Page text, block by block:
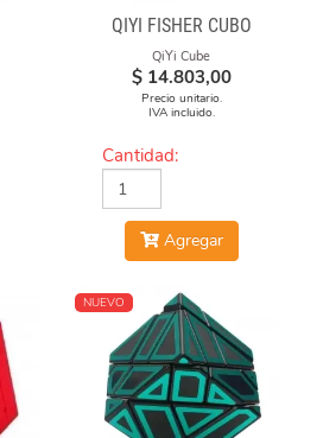
QIYI FISHER CUBO
QiYi Cube
$ 14.803,00
Precio unitario.
IVA incluido.
Cantidad:
Agregar
NUEVO